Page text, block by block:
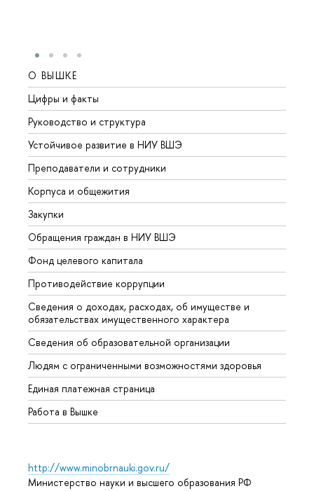
О ВЫШКЕ
Цифры и факты
Руководство и структура
Устойчивое развитие в НИУ ВШЭ
Преподаватели и сотрудники
Корпуса и общежития
Закупки
Обращения граждан в НИУ ВШЭ
Фонд целевого капитала
Противодействие коррупции
Сведения о доходах, расходах, об имуществе и
обязательствах имущественного характера
Сведения об образовательной организации
Людям с ограниченными возможностями здоровья
Единая платежная страница
Работа в Вышке
http://www.minobrnauki.gov.ru/
Министерство науки и высшего образования РФ